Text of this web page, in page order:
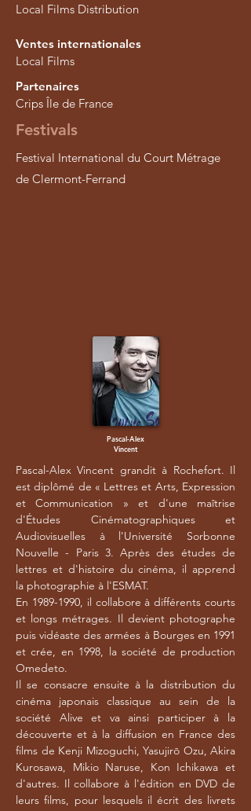
Local Films Distribution
Ventes internationales
Local Films
Partenaires
Crips Île de France
Festivals
Festival International du Court Métrage
de Clermont-Ferrand
Pascal-Alex
Vincent
Pascal-Alex Vincent grandit à Rochefort. Il
est diplômé de « Lettres et Arts, Expression
et Communication » et d'une maîtrise
d'Études Cinématographiques et
Audiovisuelles à l'Université Sorbonne
Nouvelle - Paris 3. Après des études de
lettres et d'histoire du cinéma, il apprend
la photographie à l'ESMAT.
En 1989-1990, il collabore à différents courts
et longs métrages. Il devient photographe
puis vidéaste des armées à Bourges en 1991
et crée, en 1998, la société de production
Omedeto.
Il se consacre ensuite à la distribution du
cinéma japonais classique au sein de la
société Alive et va ainsi participer à la
découverte et à la diffusion en France des
films de Kenji Mizoguchi, Yasujirō Ozu, Akira
Kurosawa, Mikio Naruse, Kon Ichikawa et
d'autres. Il collabore à l'édition en DVD de
leurs films, pour lesquels il écrit des livrets